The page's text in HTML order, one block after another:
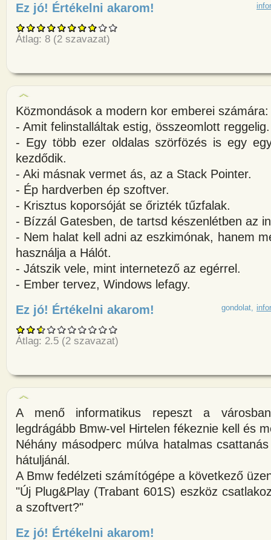
Ez jó! Értékelni akarom! about Mi történt volna, ha
Átlag: 8 (2 szavazat)
Közmondások a modern kor emberei számára:
- Amit felinstalláltak estig, összeomlott reggelig.
- Egy több ezer oldalas szörfözés is egy
kezdődik.
- Aki másnak vermet ás, az a Stack Pointer.
- Ép hardverben ép szoftver.
- Krisztus koporsóját se őrizték tűzfalak.
- Bízzál Gatesben, de tartsd készenlétben az
- Nem halat kell adni az eszkimónak, hanem
használja a Hálót.
- Játszik vele, mint internetező az egérrel.
- Ember tervez, Windows lefagy.
gondolat
Ez jó! Értékelni akarom! about Közmondások a
Átlag: 2.5 (2 szavazat)
A menő informatikus repeszt a
legdrágább Bmw-vel Hirtelen fékeznie kell és
Néhány másodperc múlva hatalmas
hátuljánál.
A Bmw fedélzeti számítógépe a következő
"Új Plug&Play (Trabant 601S) eszköz
a szoftvert?"
Ez jó! Értékelni akarom!